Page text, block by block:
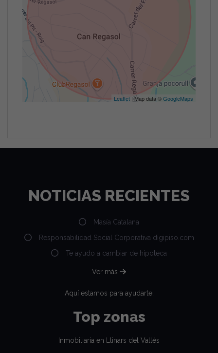
Leaflet | Map data ©GoogleMaps
NOTICIAS RECIENTES
Masía Catalana
Responsabilidad Social Corporativa digipiso.com
Te ayudo a cambiar de hipoteca
Ver más
Aquí estamos para ayudarte.
Top zonas
Inmobiliaria en Llinars del Vallès